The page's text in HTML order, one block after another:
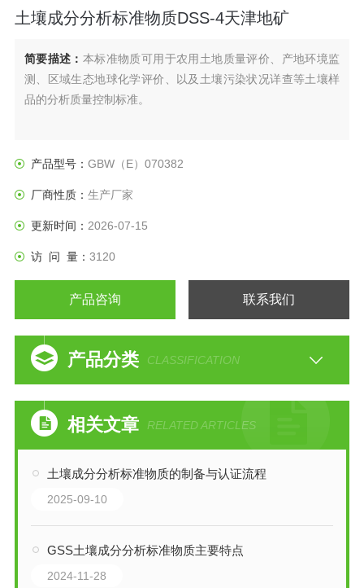
土壤成分分析标准物质DSS-4天津地矿
简要描述： 本标准物质可用于农用土地质量评价、产地环境监
测、区域生态地球化学评价、以及土壤污染状况详查等土壤样
品的分析质量控制标准。
产品型号： GBW（E）070382
厂商性质： 生产厂家
更新时间： 2026-07-15
访 问 量： 3120
产品咨询 联系我们
产品分类 CLASSIFICATION
相关文章 RELATED ARTICLES
土壤成分分析标准物质的制备与认证流程
2025-09-10
GSS土壤成分分析标准物质主要特点
2024-11-28